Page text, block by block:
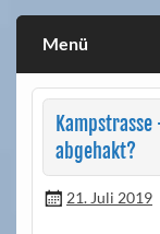
Menü
abgehakt?
21. Juli 2019